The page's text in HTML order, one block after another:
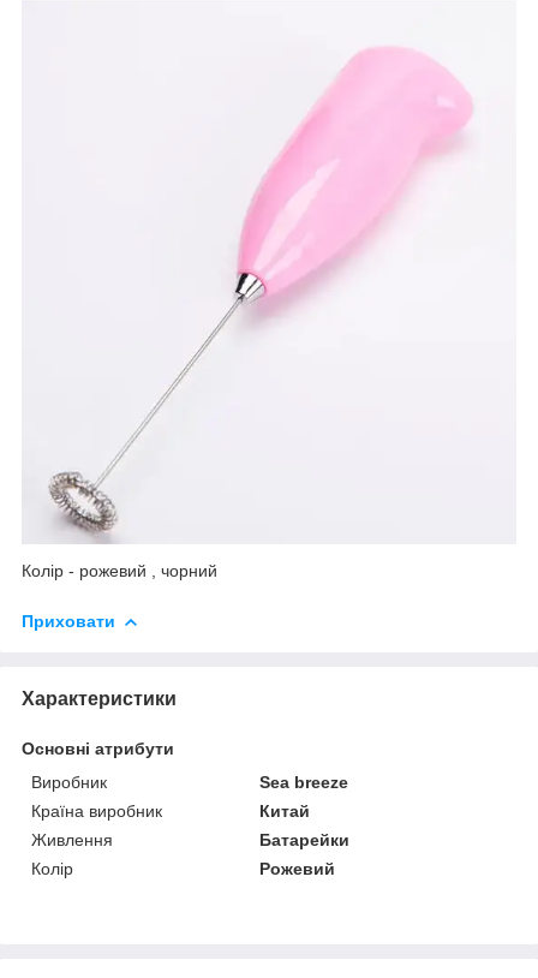
Колір - рожевий , чорний
Приховати
Характеристики
Основні атрибути
Виробник
Sea breeze
Країна виробник
Китай
Живлення
Батарейки
Колір
Рожевий